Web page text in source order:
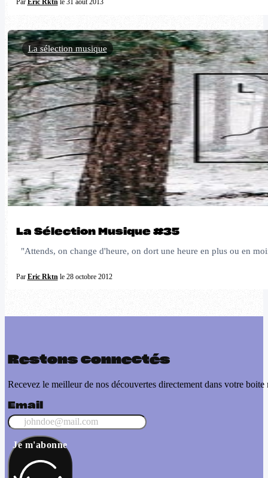
Par Eric Rktnle 31 août 2013
La Sélection Musique #35
"Attends, on change d'heure, on dort une heure en plus ou en
Par Eric Rktnle 28 octobre 2012
La sélection musique
Restons connectés
Recevez le meilleur de nos découvertes directement dans votre boite
Email
Je m'abonne